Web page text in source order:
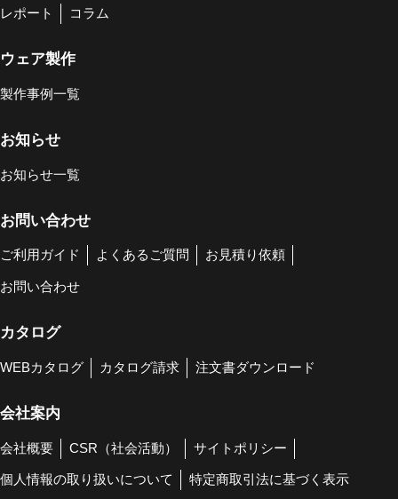
レポート コラム
ウェア製作
製作事例一覧
お知らせ
お知らせ一覧
お問い合わせ
ご利用ガイド よくあるご質問 お見積り依頼
お問い合わせ
カタログ
WEBカタログ カタログ請求 注文書ダウンロード
会社案内
会社概要 CSR（社会活動） サイトポリシー
個人情報の取り扱いについて 特定商取引法に基づく表示